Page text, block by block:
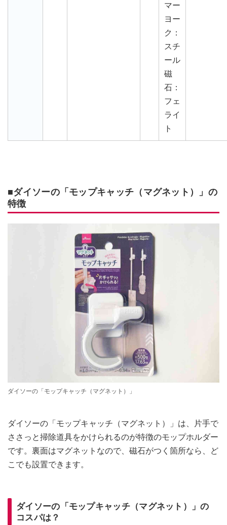
マー
ヨー
ク：
スチ
ール
磁
石：
フェ
ライ
ト
■ダイソーの「モップキャッチ（マグネット）」の
特徴
ダイソーの「モップキャッチ（マグネット）」
ダイソーの「モップキャッチ（マグネット）」は、片手で
ささっと掃除道具をかけられるのが特徴のモップホルダー
です。裏面はマグネットなので、磁石がつく箇所なら、ど
こでも設置できます。
ダイソーの「モップキャッチ（マグネット）」の
コスパは？